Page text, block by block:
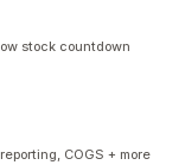
stock countdown
COGS + more